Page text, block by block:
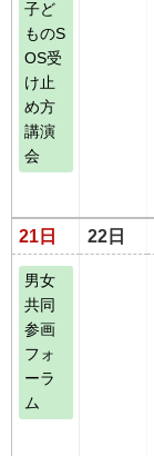
子ど
ものS
OS受
け止
め方
講演
会
21日 22日
男女
共同
参画
フォ
ーラ
ム